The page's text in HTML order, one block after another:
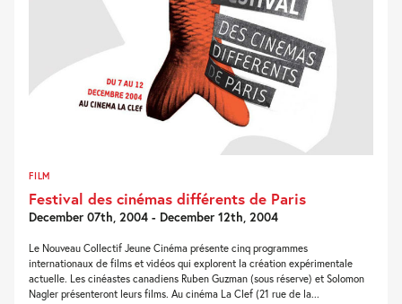
FILM
Festival des cinémas différents de Paris
December 07th, 2004 - December 12th, 2004
Le Nouveau Collectif Jeune Cinéma présente cinq programmes
internationaux de films et vidéos qui explorent la création expérimentale
actuelle. Les cinéastes canadiens Ruben Guzman (sous réserve) et Solomon
Nagler présenteront leurs films. Au cinéma La Clef (21 rue de la...